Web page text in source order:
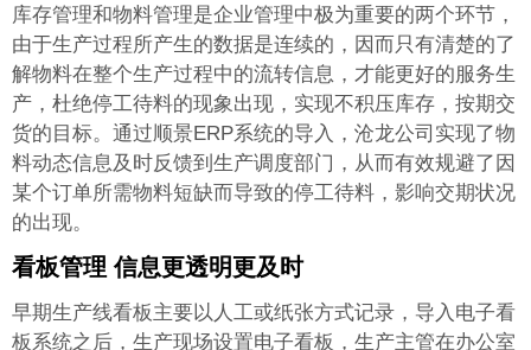
库存管理和物料管理是企业管理中极为重要的两个环节，
由于生产过程所产生的数据是连续的，因而只有清楚的了
解物料在整个生产过程中的流转信息，才能更好的服务生
产，杜绝停工待料的现象出现，实现不积压库存，按期交
货的目标。通过顺景ERP系统的导入，沧龙公司实现了物
料动态信息及时反馈到生产调度部门，从而有效规避了因
某个订单所需物料短缺而导致的停工待料，影响交期状况
的出现。
看板管理 信息更透明更及时
早期生产线看板主要以人工或纸张方式记录，导入电子看
板系统之后，生产现场设置电子看板，生产主管在办公室